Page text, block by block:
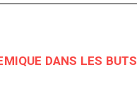
DANS LES BUTS